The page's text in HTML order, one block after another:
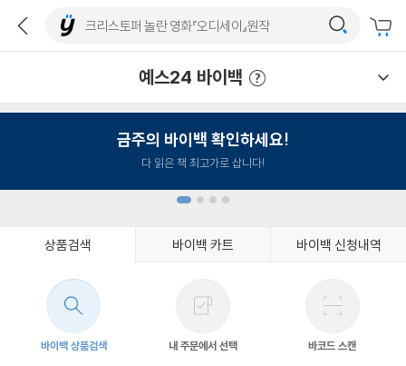
예스24 바이백
금주의 바이백 확인하세요!
다 읽은 책 최고가로 삽니다!
상품검색 바이백 카트 바이백 신청내역
바이백 상품검색 내 주문에서 선택 바코드 스캔